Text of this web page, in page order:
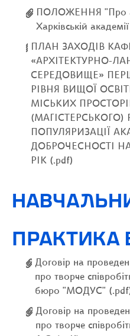
ПОЛОЖЕННЯ "Про
Харківській
ПЛАН ЗАХОДІВ
«АРХІТЕКТУРНО-
СЕРЕДОВИЩЕ»
РІВНЯ ВИЩОЇ
МІСЬКИХ
(МАГІСТЕРСЬКОГО)
ПОПУЛЯРИЗАЦІЇ
ДОБРОЧЕСНОСТІ
РІК (.pdf)
ПРАКТИКА
Договір на
про творче
бюро "МОДУС"
Договір на
про творче